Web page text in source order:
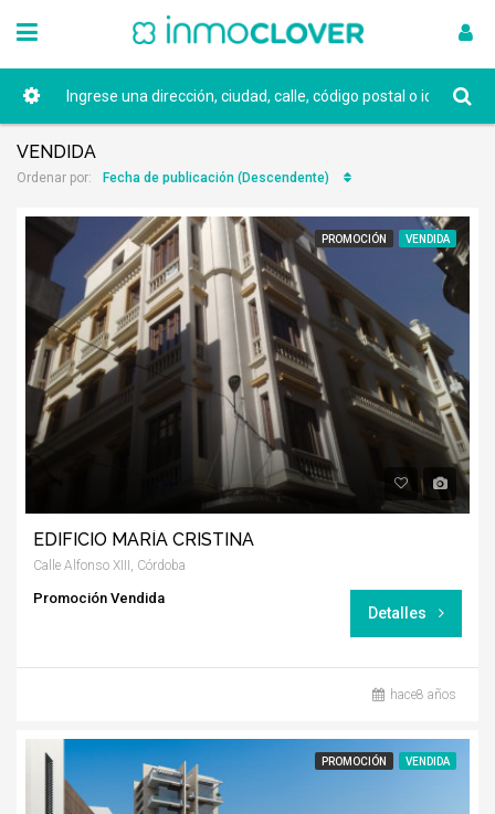
VENDIDA
Ordenar por: Fecha de publicación (Descendente)
PROMOCIÓN VENDIDA
EDIFICIO MARÍA CRISTINA
Calle Alfonso XIII, Córdoba
Promoción Vendida
Detalles
hace8 años
PROMOCIÓN VENDIDA